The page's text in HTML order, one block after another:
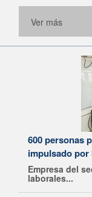
Ver más
600 personas
impulsado por
Empresa del
laborales...